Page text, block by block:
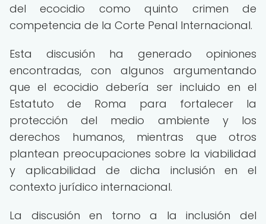
del ecocidio como quinto crimen de
competencia de la Corte Penal Internacional.
Esta discusión ha generado opiniones
encontradas, con algunos argumentando
que el ecocidio debería ser incluido en el
Estatuto de Roma para fortalecer la
protección del medio ambiente y los
derechos humanos, mientras que otros
plantean preocupaciones sobre la viabilidad
y aplicabilidad de dicha inclusión en el
contexto jurídico internacional.
La discusión en torno a la inclusión del